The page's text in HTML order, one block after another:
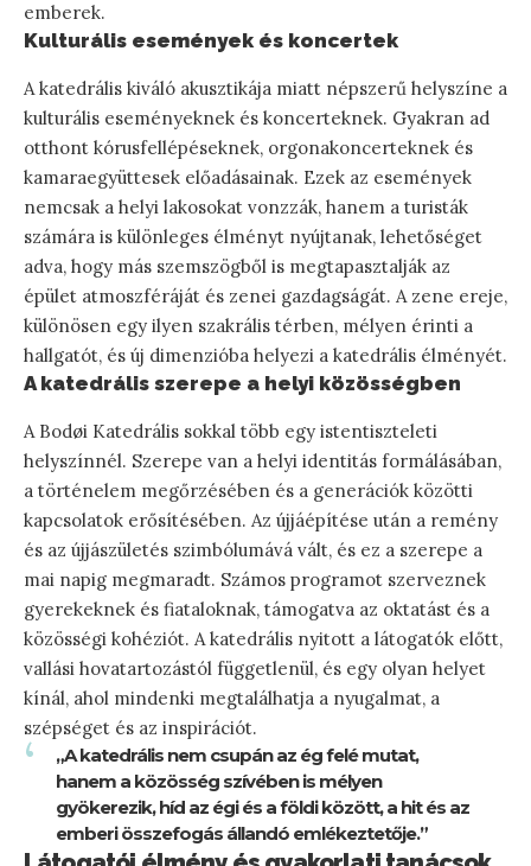
emberek.
Kulturális események és koncertek
A katedrális kiváló akusztikája miatt népszerű helyszíne a
kulturális eseményeknek és koncerteknek. Gyakran ad
otthont kórusfellépéseknek, orgonakoncerteknek és
kamaraegyüttesek előadásainak. Ezek az események
nemcsak a helyi lakosokat vonzzák, hanem a turisták
számára is különleges élményt nyújtanak, lehetőséget
adva, hogy más szemszögből is megtapasztalják az
épület atmoszféráját és zenei gazdagságát. A zene ereje,
különösen egy ilyen szakrális térben, mélyen érinti a
hallgatót, és új dimenzióba helyezi a katedrális élményét.
A katedrális szerepe a helyi közösségben
A Bodøi Katedrális sokkal több egy istentiszteleti
helyszínnél. Szerepe van a helyi identitás formálásában,
a történelem megőrzésében és a generációk közötti
kapcsolatok erősítésében. Az újjáépítése után a remény
és az újjászületés szimbólumává vált, és ez a szerepe a
mai napig megmaradt. Számos programot szerveznek
gyerekeknek és fiataloknak, támogatva az oktatást és a
közösségi kohéziót. A katedrális nyitott a látogatók előtt,
vallási hovatartozástól függetlenül, és egy olyan helyet
kínál, ahol mindenki megtalálhatja a nyugalmat, a
szépséget és az inspirációt.
„A katedrális nem csupán az ég felé mutat,
hanem a közösség szívében is mélyen
gyökerezik, híd az égi és a földi között, a hit és az
emberi összefogás állandó emlékeztetője.”